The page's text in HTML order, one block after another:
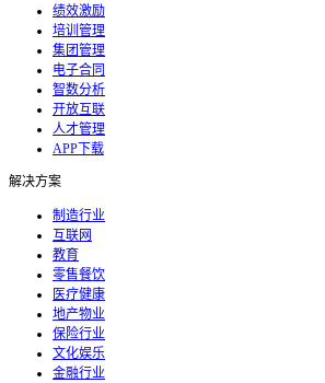
绩效激励
培训管理
集团管理
电子合同
智数分析
开放互联
人才管理
APP下载
解决方案
制造行业
互联网
教育
零售餐饮
医疗健康
地产物业
保险行业
文化娱乐
金融行业